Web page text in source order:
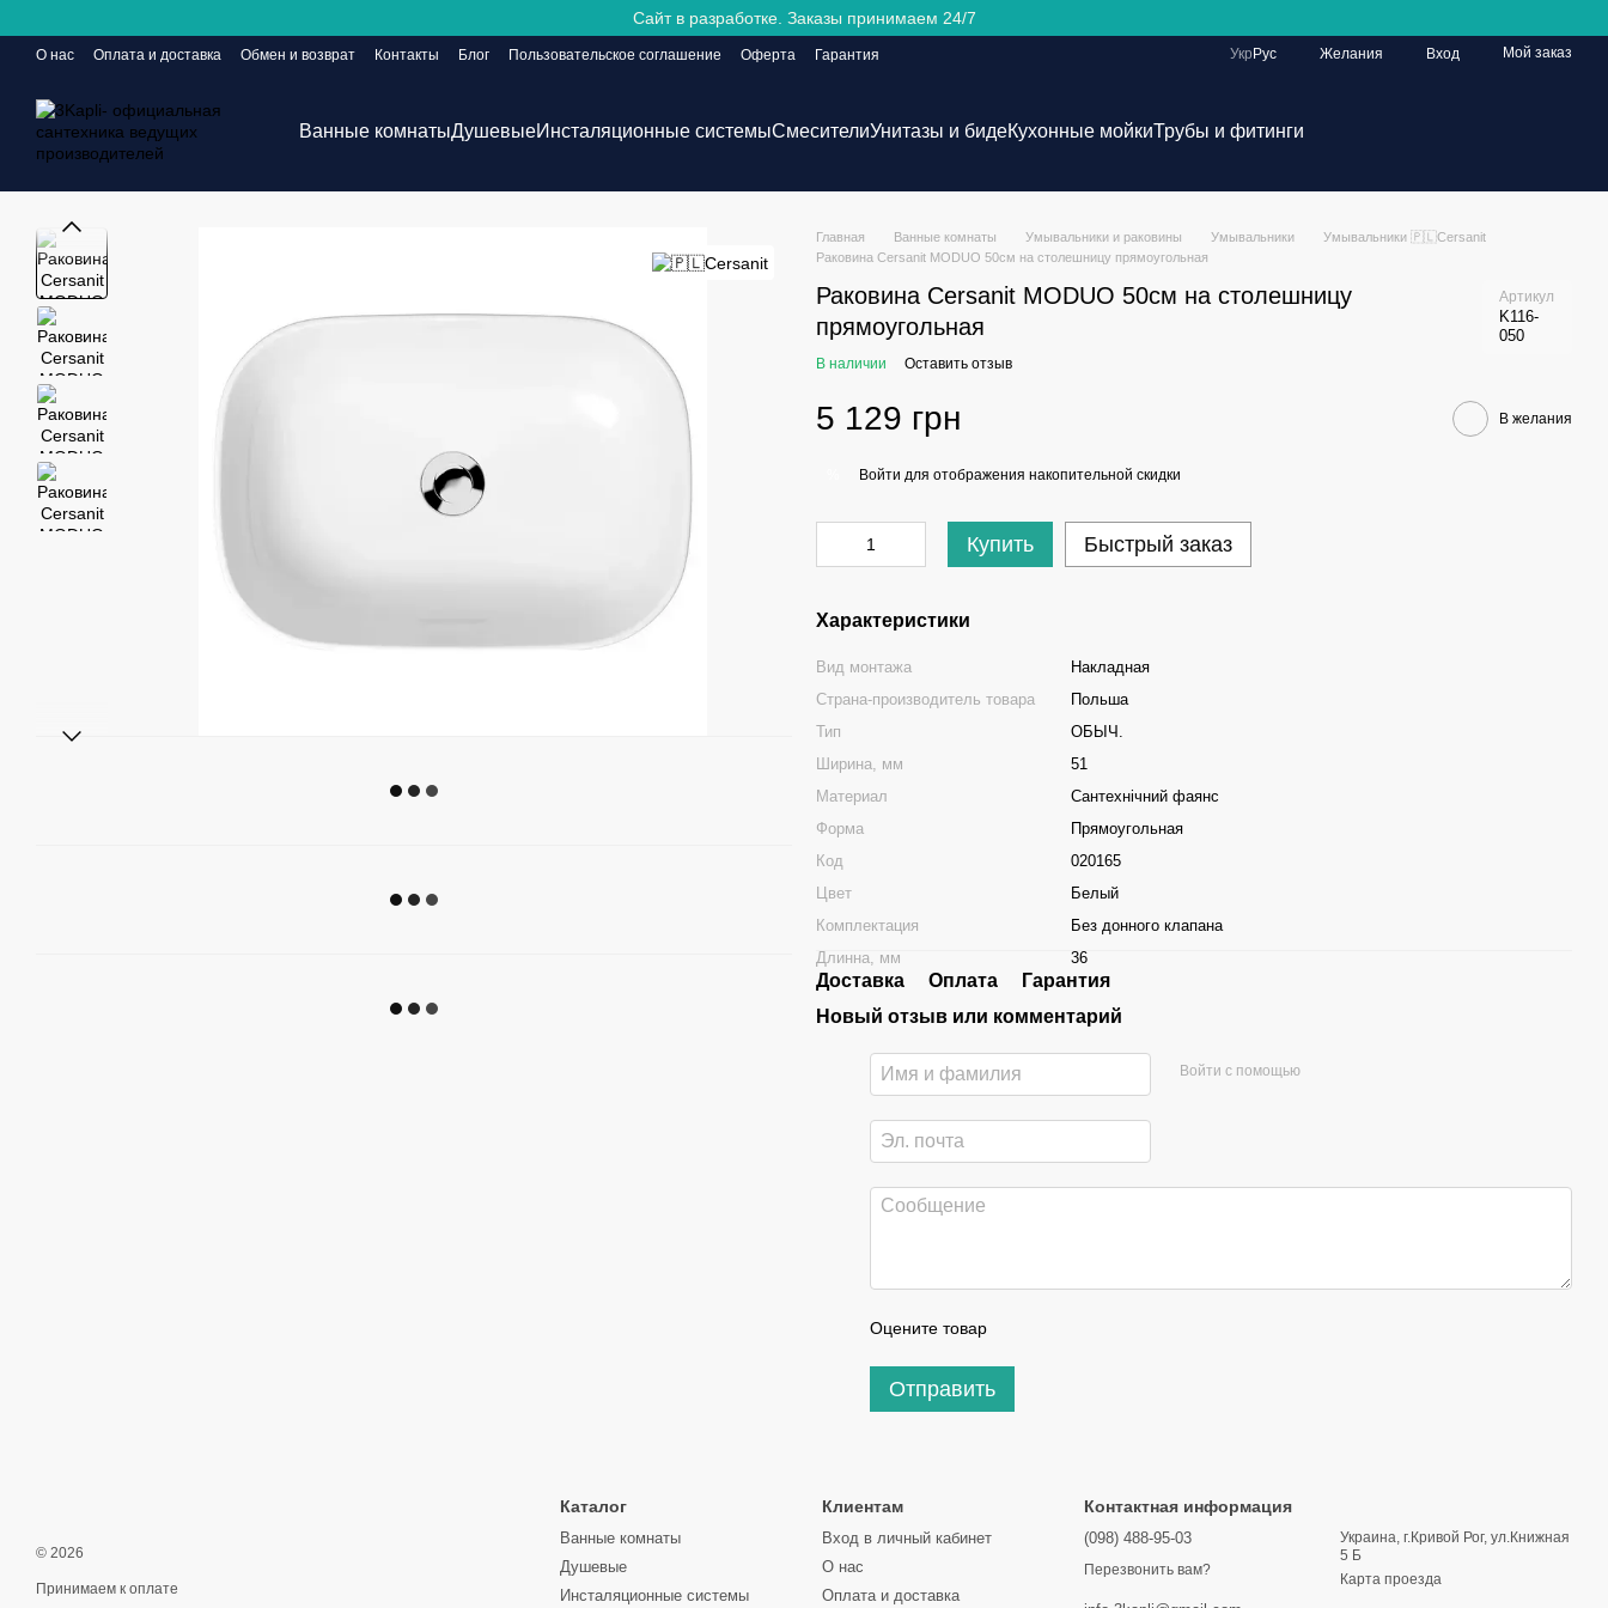
Сайт в разработке. Заказы принимаем 24/7
О нас Оплата и доставка Обмен и возврат Контакты Блог Пользовательское соглашение Оферта
Гарантия
Укр Рус Желания Вход Мой заказ
Ванные комнатыДушевыеИнсталяционные системыСмесителиУнитазы и бидеКухонные мойкиТрубы и фитинги
Главная Ванные комнаты Умывальники и раковины Умывальники
Умывальники 🇵🇱Cersanit
Раковина Cersanit MODUO 50см на столешницу прямоугольная
Раковина Cersanit MODUO 50см на столешницу
прямоугольная
Артикул
K116-
050
В наличии Оставить отзыв
5 129 грн В желания
Войти для отображения накопительной скидки
Купить Быстрый заказ
Характеристики
Вид монтажа
Накладная
Страна-производитель товара
Польша
Тип
ОБЫЧ.
Ширина, мм
51
Материал
Сантехнічний фаянс
Форма
Прямоугольная
Код
020165
Цвет
Белый
Комплектация
Без донного клапана
Длинна, мм
36
Доставка Оплата
Гарантия
Новый отзыв или комментарий
Войти с помощью
Оцените товар
Отправить
© 2026
Принимаем к оплате
Каталог
Ванные комнаты
Душевые
Инсталяционные системы
Клиентам
Вход в личный кабинет
О нас
Оплата и доставка
Контактная информация
(098) 488-95-03
Перезвонить вам?
Украина, г.Кривой Рог, ул.Книжная
5 Б
Карта проезда